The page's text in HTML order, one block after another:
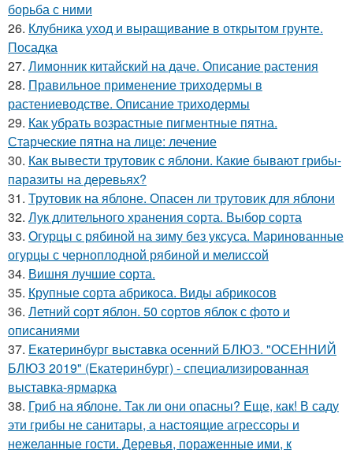
борьба с ними
26. Клубника уход и выращивание в открытом грунте.
Посадка
27. Лимонник китайский на даче. Описание растения
28. Правильное применение триходермы в
растениеводстве. Описание триходермы
29. Как убрать возрастные пигментные пятна.
Старческие пятна на лице: лечение
30. Как вывести трутовик с яблони. Какие бывают грибы-
паразиты на деревьях?
31. Трутовик на яблоне. Опасен ли трутовик для яблони
32. Лук длительного хранения сорта. Выбор сорта
33. Огурцы с рябиной на зиму без уксуса. Маринованные
огурцы с черноплодной рябиной и мелиссой
34. Вишня лучшие сорта.
35. Крупные сорта абрикоса. Виды абрикосов
36. Летний сорт яблон. 50 сортов яблок с фото и
описаниями
37. Екатеринбург выставка осенний БЛЮЗ. "ОСЕННИЙ
БЛЮЗ 2019" (Екатеринбург) - специализированная
выставка-ярмарка
38. Гриб на яблоне. Так ли они опасны? Еще, как! В саду
эти грибы не санитары, а настоящие агрессоры и
нежеланные гости. Деревья, пораженные ими, к